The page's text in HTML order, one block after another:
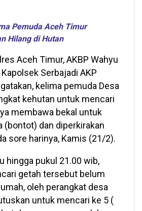
Pemuda Aceh Timur
Hilang di Hutan
Aceh Timur, AKBP Wahyu
Serbajadi AKP
kelima pemuda Desa
kehutan untuk mencari
membawa bekal untuk
(bontot) dan diperkirakan
sore harinya, Kamis (21/2).
hingga pukul 21.00 wib,
getah tersebut belum
oleh perangkat desa
untuk mencari ke 5 (